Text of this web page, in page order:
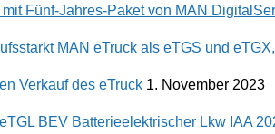
mit Fünf-Jahres-Paket von MAN
Verkauf des eTruck 1. November 2023